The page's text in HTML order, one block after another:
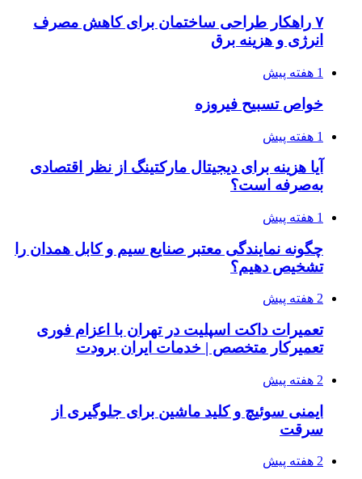
۷ راهکار طراحی ساختمان برای کاهش مصرف
انرژی و هزینه برق
1 هفته پیش
خواص تسبیح فیروزه
1 هفته پیش
آیا هزینه برای دیجیتال مارکتینگ از نظر اقتصادی
به‌صرفه است؟
1 هفته پیش
چگونه نمایندگی معتبر صنایع سیم و کابل همدان را
تشخیص دهیم؟
2 هفته پیش
تعمیرات داکت اسپلیت در تهران با اعزام فوری
تعمیرکار متخصص | خدمات ایران برودت
2 هفته پیش
ایمنی سوئیچ و کلید ماشین برای جلوگیری از
سرقت
2 هفته پیش